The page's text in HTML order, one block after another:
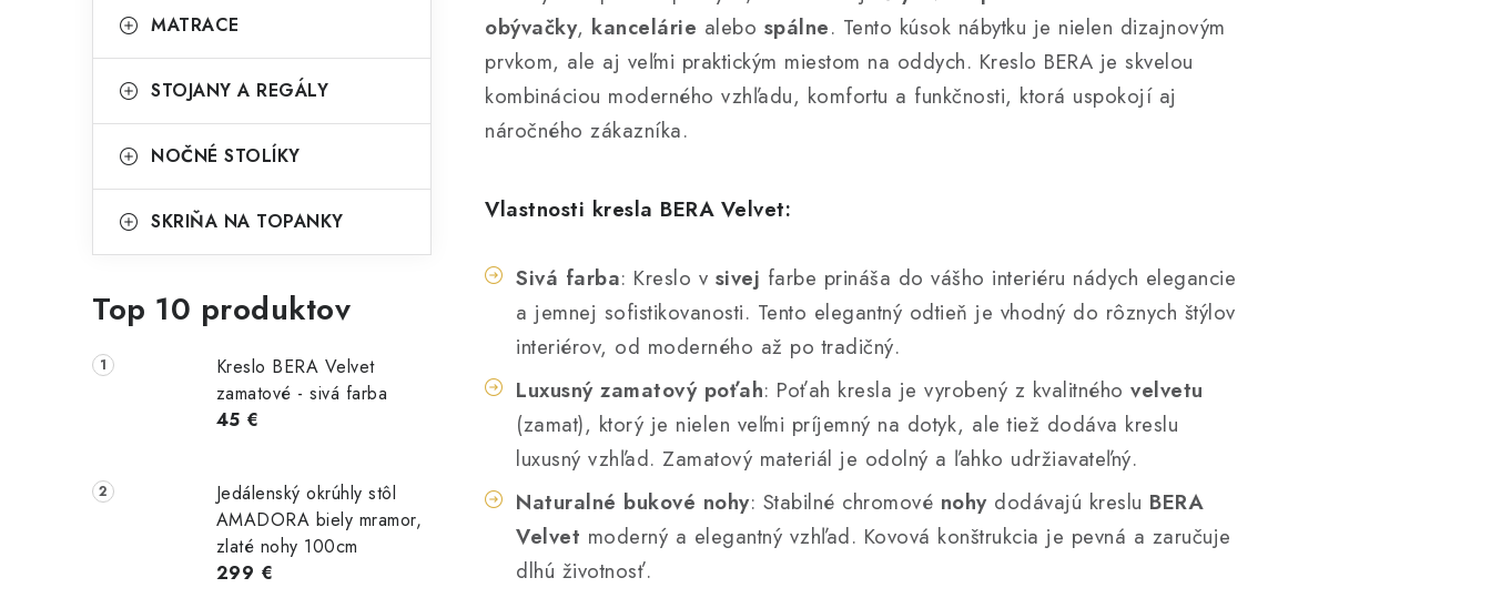
MATRACE
STOJANY A REGÁLY
NOČNÉ STOLÍKY
SKRIŇA NA TOPANKY
Top 10 produktov
Kreslo BERA Velvet
zamatové - sivá farba
45 €
Jedálenský okrúhly stôl
AMADORA biely mramor,
zlaté nohy 100cm
299 €
obývačky, kancelárie alebo spálne. Tento kúsok nábytku je nielen dizajnovým
prvkom, ale aj veľmi praktickým miestom na oddych. Kreslo BERA je skvelou
kombináciou moderného vzhľadu, komfortu a funkčnosti, ktorá uspokojí aj
náročného zákazníka.
Vlastnosti kresla BERA Velvet:
Sivá farba: Kreslo v sivej farbe prináša do vášho interiéru nádych elegancie
a jemnej sofistikovanosti. Tento elegantný odtieň je vhodný do rôznych štýlov
interiérov, od moderného až po tradičný.
Luxusný zamatový poťah: Poťah kresla je vyrobený z kvalitného velvetu
(zamat), ktorý je nielen veľmi príjemný na dotyk, ale tiež dodáva kreslu
luxusný vzhľad. Zamatový materiál je odolný a ľahko udržiavateľný.
Naturalné bukové nohy: Stabilné chromové nohydodávajú kreslu BERA
Velvet moderný a elegantný vzhľad. Kovová konštrukcia je pevná a zaručuje
dlhú životnosť.